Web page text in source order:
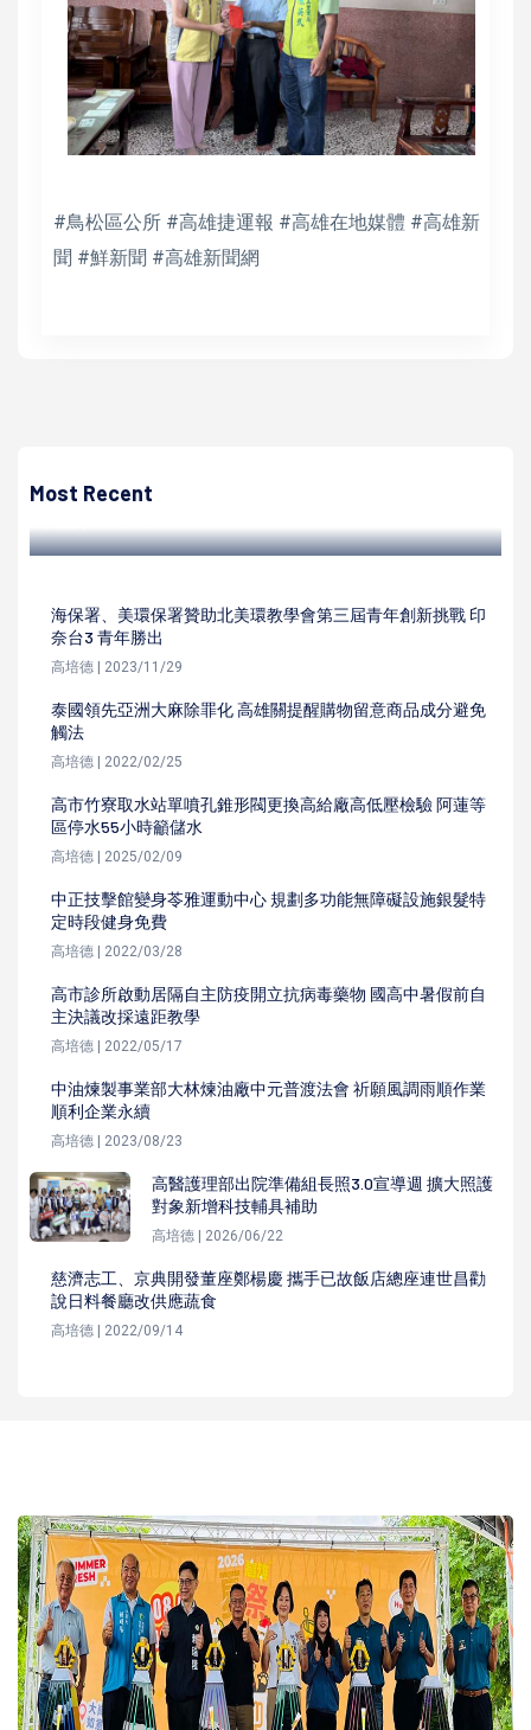
#鳥松區公所 #高雄捷運報 #高雄在地媒體 #高雄新
聞 #鮮新聞 #高雄新聞網
Most Recent
管輪94人合格
海保署、美環保署贊助北美環教學會第三屆青年創新挑戰 印
奈台3 青年勝出
高培德 | 2023/11/29
泰國領先亞洲大麻除罪化 高雄關提醒購物留意商品成分避免
觸法
高培德 | 2022/02/25
高市竹寮取水站單噴孔錐形閥更換高給廠高低壓檢驗 阿蓮等
區停水55小時籲儲水
高培德 | 2025/02/09
中正技擊館變身苓雅運動中心 規劃多功能無障礙設施銀髮特
定時段健身免費
高培德 | 2022/03/28
高市診所啟動居隔自主防疫開立抗病毒藥物 國高中暑假前自
主決議改採遠距教學
高培德 | 2022/05/17
中油煉製事業部大林煉油廠中元普渡法會 祈願風調雨順作業
順利企業永續
高培德 | 2023/08/23
高醫護理部出院準備組長照3.0宣導週 擴大照護
對象新增科技輔具補助
高培德 | 2026/06/22
慈濟志工、京典開發董座鄭楊慶 攜手已故飯店總座連世昌勸
說日料餐廳改供應蔬食
高培德 | 2022/09/14